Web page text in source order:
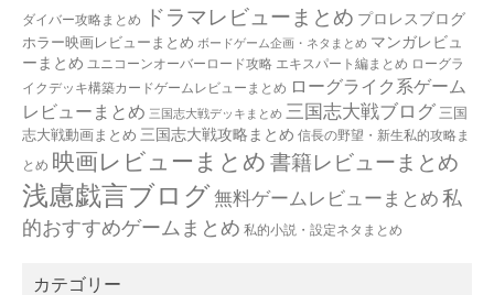
ダイバー攻略まとめ ドラマレビューまとめ プロレスブログ
ホラー映画レビューまとめ ボードゲーム企画・ネタまとめ マンガレビュ
ーまとめ ユニコーンオーバーロード攻略 エキスパート編まとめ ローグラ
イクデッキ構築カードゲームレビューまとめ ローグライク系ゲーム
レビューまとめ 三国志大戦デッキまとめ 三国志大戦ブログ 三国
志大戦動画まとめ 三国志大戦攻略まとめ 信長の野望・新生私的攻略ま
とめ 映画レビューまとめ 書籍レビューまとめ
浅慮戯言ブログ無料ゲームレビューまとめ 私
的おすすめゲームまとめ 私的小説・設定ネタまとめ
カテゴリー